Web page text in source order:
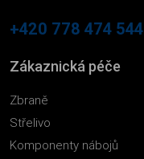
+420 778 474 544
Zákaznická péče
Zbraně
Střelivo
Komponenty nábojů